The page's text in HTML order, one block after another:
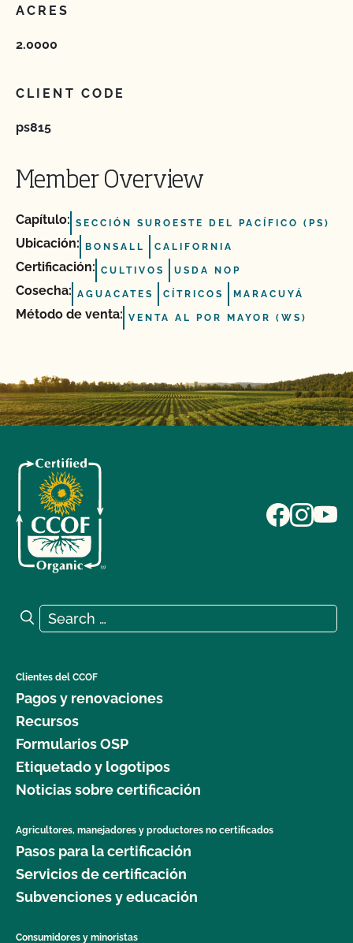
ACRES
2.0000
CLIENT CODE
ps815
Member Overview
Capítulo: SECCIÓN SUROESTE DEL PACÍFICO (PS)
Ubicación: BONSALL CALIFORNIA
Certificación: CULTIVOS USDA NOP
Cosecha: AGUACATES CÍTRICOS MARACUYÁ
Método de venta: VENTA AL POR MAYOR (WS)
Search for:
Search
Clientes del CCOF
Pagos y renovaciones
Recursos
Formularios OSP
Etiquetado y logotipos
Noticias sobre certificación
Agricultores, manejadores y productores no certificados
Pasos para la certificación
Servicios de certificación
Subvenciones y educación
Consumidores y minoristas